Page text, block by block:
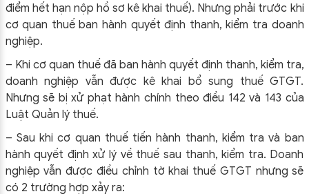
điểm hết hạn nộp hồ sơ kê khai thuế). Nhưng phải trước khi
cơ quan thuế ban hành quyết định thanh, kiểm tra doanh
nghiệp.
– Khi cơ quan thuế đã ban hành quyết định thanh, kiểm tra,
doanh nghiệp vẫn được kê khai bổ sung thuế GTGT.
Nhưng sẽ bị xử phạt hành chính theo điều 142 và 143 của
Luật Quản lý thuế.
– Sau khi cơ quan thuế tiến hành thanh, kiểm tra và ban
hành quyết định xử lý về thuế sau thanh, kiểm tra. Doanh
nghiệp vẫn được điều chỉnh tờ khai thuế GTGT nhưng sẽ
có 2 trường hợp xảy ra: